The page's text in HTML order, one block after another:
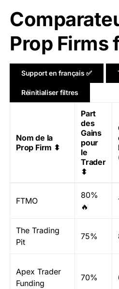
Prop Firms
Support en français ✅
Réinitialiser filtres
Nom de la
Prop Firm ⬍
Part
des
Gains
pour
le
Trader
⬍
FTMO
80%
🔥
The Trading
Pit
75%
Apex Trader
Funding
70%